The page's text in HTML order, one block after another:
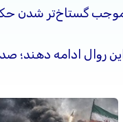
موجب گستاخ‌تر شدن
روال ادامه دهند؛